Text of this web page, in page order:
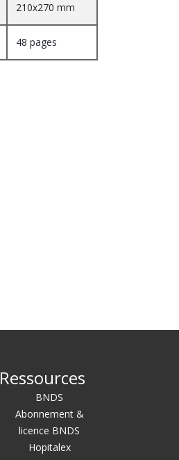
210x270 mm
48 pages
Ressources
BNDS
Abonnement &
licence BNDS
Hopitalex